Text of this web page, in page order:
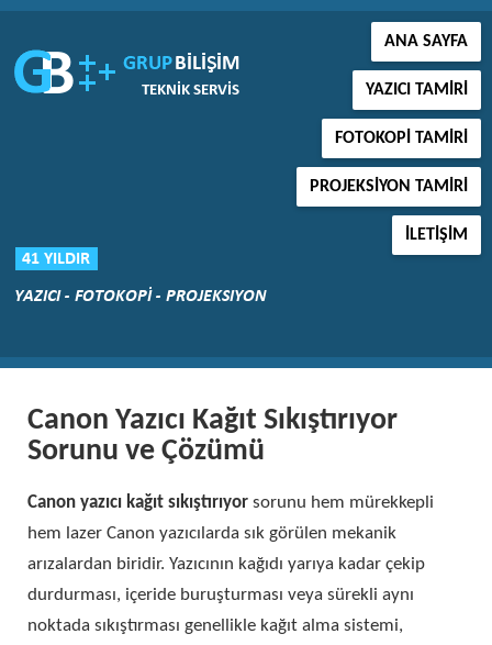
ANA SAYFA
YAZICI TAMIRI
FOTOKOPI TAMIRI
PROJEKSIYON TAMIRI
İLETIŞIM
Canon Yazıcı Kağıt Sıkıştırıyor
Sorunu ve Çözümü
Canon yazıcı kağıt sıkıştırıyor sorunu hem mürekkepli
hem lazer Canon yazıcılarda sık görülen mekanik
arızalardan biridir. Yazıcının kağıdı yarıya kadar çekip
durdurması, içeride buruşturması veya sürekli aynı
noktada sıkıştırması genellikle kağıt alma sistemi,